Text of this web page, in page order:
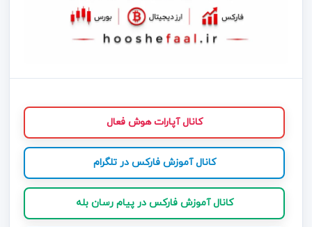
کانال آپارات هوش فعال
کانال آموزش فارکس در تلگرام
کانال آموزش فارکس در پیام رسان بله